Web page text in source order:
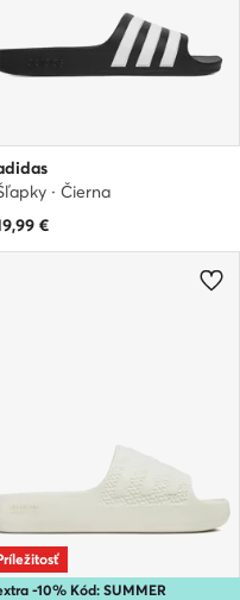
· Čierna
€
-10% Kód: SUMMER